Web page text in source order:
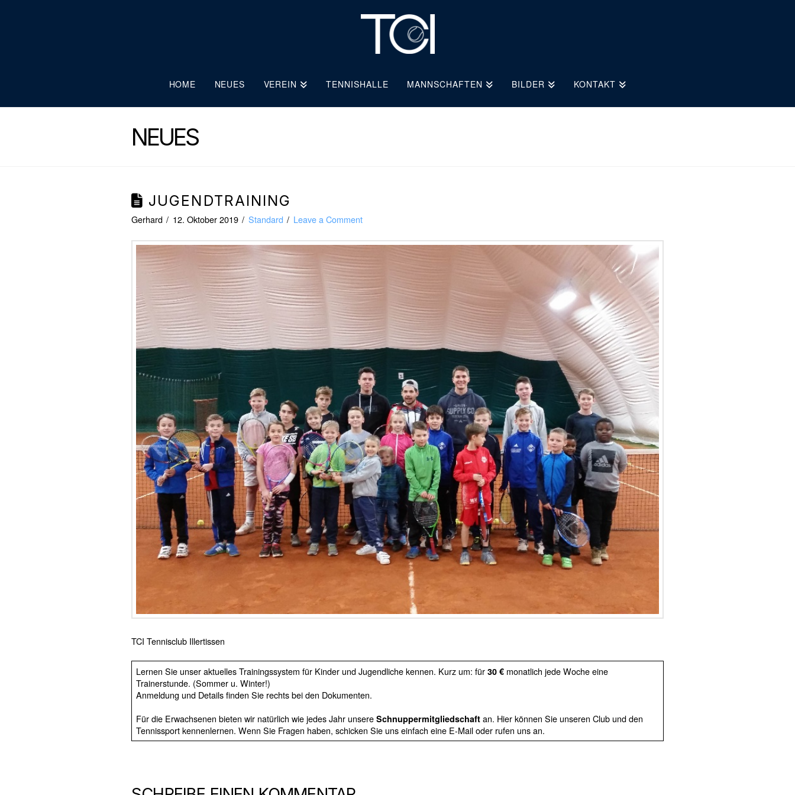
HOME NEUES VEREIN TENNISHALLE MANNSCHAFTEN BILDER KONTAKT
NEUES
JUGENDTRAINING
Gerhard 12. Oktober 2019 Standard Leave a Comment
TCI Tennisclub Illertissen
Lernen Sie unser aktuelles Trainingssystem für Kinder und Jugendliche kennen. Kurz um: für30 € monatlich jede Woche eine
Trainerstunde. (Sommer u. Winter!)
Anmeldung und Details finden Sie rechts bei den Dokumenten.
Für die Erwachsenen bieten wir natürlich wie jedes Jahr unsereSchnuppermitgliedschaft an. Hier können Sie unseren Club und den
Tennissport kennenlernen. Wenn Sie Fragen haben, schicken Sie uns einfach eine E-Mail oder rufen uns an.